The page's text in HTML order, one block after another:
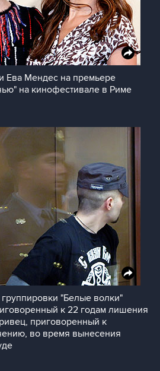
Ева Мендес на премьере
на кинофестивале в Риме
"Белые волки"
к 22 годам лишения
приговоренный к
во время вынесения